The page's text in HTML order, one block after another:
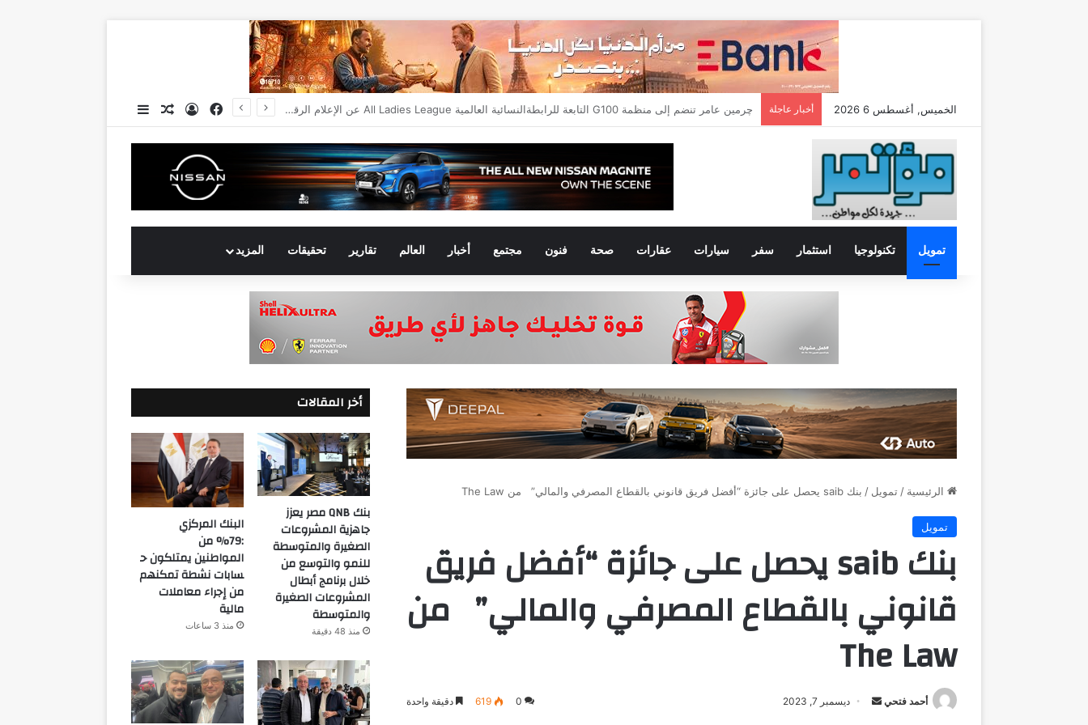
الخميس, أغسطس 6 2026 أخبار عاجلة بنك QNB مصر يعزز جاهزية المشروعات الصغيرة والمتوسطة للنمو والتوسع من خلال برنامج أبطال المشروعات الصغيرة والمتوسطة فيسبوكتسجيل الدخول
مقال عشوائي
إضافة عمود جانبي
تمويل تكنولوجيا استثمار سفر سيارات عقارات صحة فنون مجتمع أخبار العالم تقارير تحقيقات المزيد
الرئيسية / تمويل / بنك saib يحصل على جائزة “أفضل فريق قانوني بالقطاع المصرفي والمالي” من The Law
تمويل
بنك saib يحصل على جائزة “أفضل فريق
قانوني بالقطاع المصرفي والمالي” من
The Law
أحمد فتحي
أرسل ديسمبر 7, 2023 0
619 دقيقة واحدة
أخر المقالات
بنك QNB مصر يعزز
جاهزية المشروعات
الصغيرة والمتوسطة
للنمو والتوسع من
خلال برنامج أبطال
المشروعات الصغيرة
والمتوسطة
منذ 48 دقيقة
البنك المركزي
:79% من
المواطنين يمتلكون ح
سابات نشطة تمكنهم
من إجراء معاملات
مالية
منذ 3 ساعات